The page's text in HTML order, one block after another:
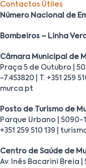
Contactos Útiles
Número Nacional de
Bombeiros – Linha
Câmara Municipal de
Praça 5 de Outubro |
-7.453820 | T. +351 259
murca.pt
Posto de Turismo de
Parque Urbano | 5090-
+351 259 510 139 |
Centro de Saúde de
Av. Inês Bacarini Breia |